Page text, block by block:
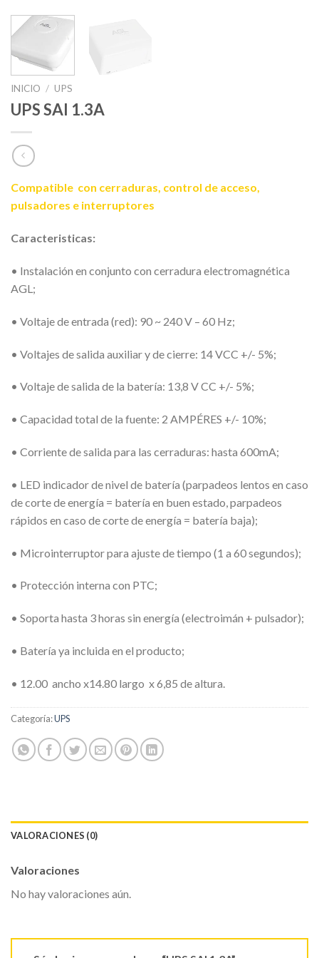
INICIO / UPS
UPS SAI 1.3A
Compatible con cerraduras, control de acceso,
pulsadores e interruptores
Caracteristicas:
• Instalación en conjunto con cerradura electromagnética
AGL;
• Voltaje de entrada (red): 90 ~ 240 V – 60 Hz;
• Voltajes de salida auxiliar y de cierre: 14 VCC +/- 5%;
• Voltaje de salida de la batería: 13,8 V CC +/- 5%;
• Capacidad total de la fuente: 2 AMPÉRES +/- 10%;
• Corriente de salida para las cerraduras: hasta 600mA;
• LED indicador de nivel de batería (parpadeos lentos en caso
de corte de energía = batería en buen estado, parpadeos
rápidos en caso de corte de energía = batería baja);
• Microinterruptor para ajuste de tiempo (1 a 60 segundos);
• Protección interna con PTC;
• Soporta hasta 3 horas sin energía (electroimán + pulsador);
• Batería ya incluida en el producto;
• 12.00 ancho x14.80 largo x 6,85 de altura.
Categoría:UPS
VALORACIONES (0)
Valoraciones
No hay valoraciones aún.